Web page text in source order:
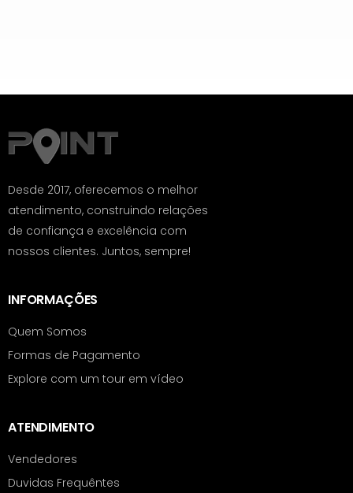
Desde 2017, oferecemos o melhor
atendimento, construindo relações
de confiança e excelência com
nossos clientes. Juntos, sempre!
INFORMAÇÕES
Quem Somos
Formas de Pagamento
Explore com um tour em vídeo
ATENDIMENTO
Vendedores
Duvidas Frequêntes